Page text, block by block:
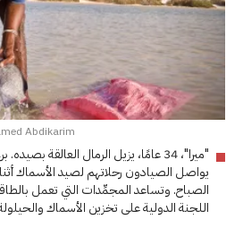
Abdikarim
"ميرا"، 34 عامًا، يزيل الرمال العالقة
يواصل الصيادون رحلاتهم لصيد الأسماك
الصباح. وتساعد المجمِّدات التي تعمل
اللجنة الدولية على تخزين الأسماك